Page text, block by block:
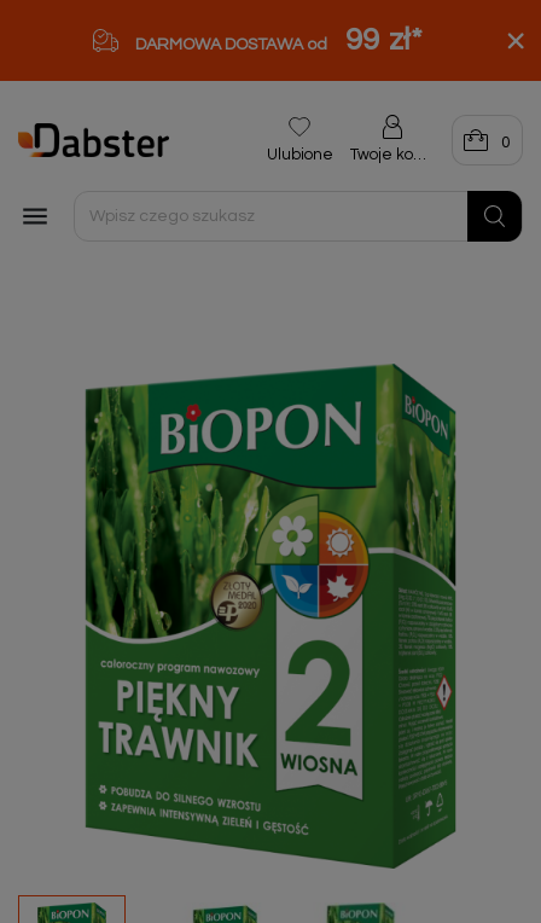
DARMOWA DOSTAWA od 99 zł*

Ulubione Twoje konto
0